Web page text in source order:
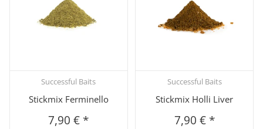
Successful Baits
Stickmix Ferminello
7,90 € *
Successful Baits
Stickmix Holli Liver
7,90 € *